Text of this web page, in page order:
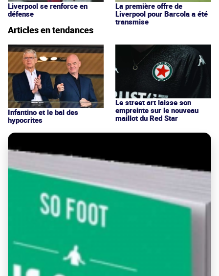
Liverpool se renforce en
défense
La première offre de
Liverpool pour Barcola a été
transmise
Articles en tendances
Infantino et le bal des
hypocrites
Le street art laisse son
empreinte sur le nouveau
maillot du Red Star